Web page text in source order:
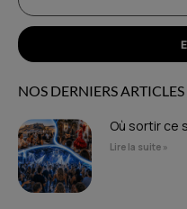
NOS DERNIERS ARTICLES
Où sortir ce
Lire la suite »